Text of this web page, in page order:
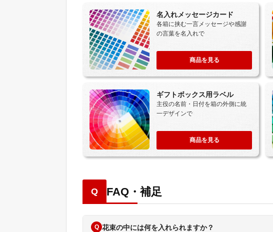
名入れメッセージカード
各箱に挟む一言メッセージや感謝
の言葉を名入れで
商品を見る
ギフトボックス用ラベル
主役の名前・日付を箱の外側に統
一デザインで
商品を見る
Q FAQ・補足
Q 花束の中には何を入れられますか？